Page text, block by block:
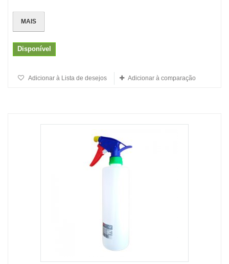
MAIS
Disponível
Adicionar à Lista de desejos Adicionar à comparação